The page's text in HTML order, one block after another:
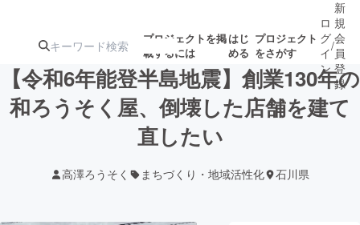
プロジェクトを掲
載するには
はじ
める
プロジェクト
をさがす
注目の新着プロ募集終了が近いプ
ロ
グ
イ
ン
/
新
規
会
員
登
録
【令和6年能登半島地震】創業130年の
和ろうそく屋、倒壊した店舗を建て
直したい
高澤ろうそく まちづくり・地域活性化 石川県